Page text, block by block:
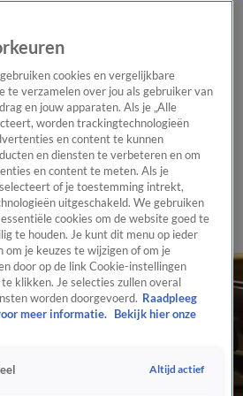
Het beste van Hart
Tip de
WeerTip de redactiePanelVideo's
cookies en vergelijkbare
te verzamelen over jou als gebruiker van
en jouw apparaten. Als je „Alle
worden trackingtechnologieën
en content te kunnen
en diensten te verbeteren en om
en content te meten. Als je
selecteert of je toestemming intrekt,
uitgeschakeld. We gebruiken
cookies om de website goed te
te houden. Je kunt dit menu op ieder
om je keuzes te wijzigen of om je
door op de link Cookie-instellingen
klikken. Je selecties zullen overal
worden doorgevoerd. Raadpleeg
meer informatie.
Bekijk hier onze
Altijd actief